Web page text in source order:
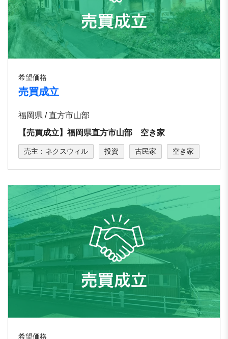
希望価格
売買成立
福岡県 / 直方市山部
【売買成立】福岡県直方市山部 空き家
売主：ネクスウィル 投資 古民家 空き家
希望価格